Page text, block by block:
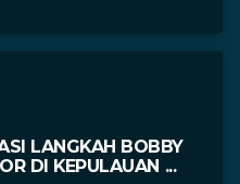
LANGKAH BOBBY
DI KEPULAUAN ...